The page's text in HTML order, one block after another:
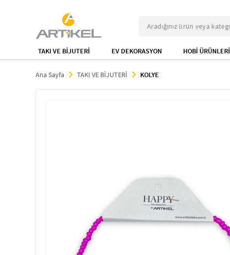
TAKI VE BİJUTERİ EV DEKORASYON HOBİ ÜRÜNLERİ
Ana Sayfa TAKI VE BİJUTERİ KOLYE